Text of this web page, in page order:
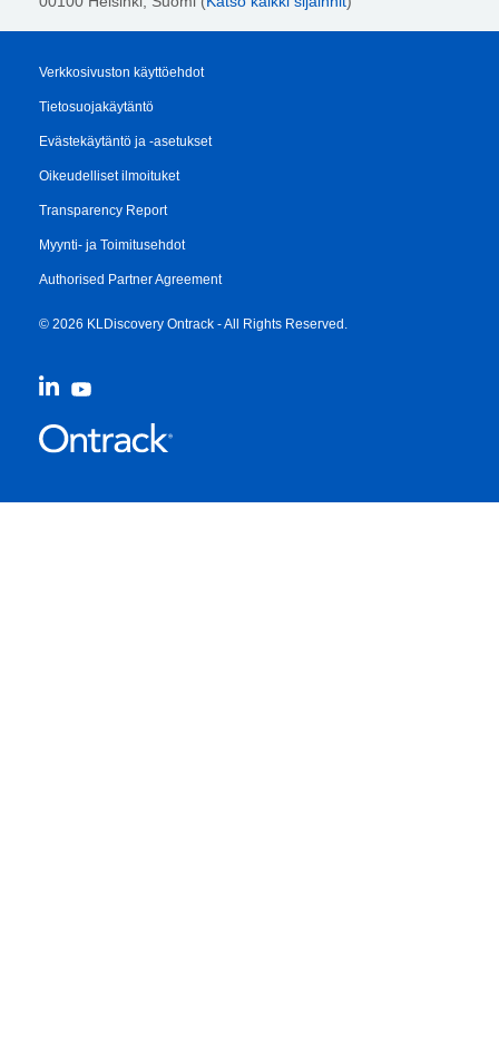
Verkkosivuston käyttöehdot
Tietosuojakäytäntö
Evästekäytäntö ja -asetukset
Oikeudelliset ilmoituket
Transparency Report
Myynti- ja Toimitusehdot
Authorised Partner Agreement
© 2026 KLDiscovery Ontrack - All Rights Reserved.